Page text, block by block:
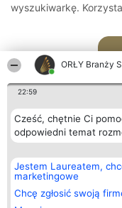
ORŁY Branży
22:59
Cześć, chętnie Ci
odpowiedni temat
Jestem Laureatem,
marketingowe
Chcę zgłosić swoją
wyszukiwarkę.
Organizator plebiscytu
Bright Side Solutions sp. z o.
o. sp. k.
ul. Ruska 22
Wrocław 50-079